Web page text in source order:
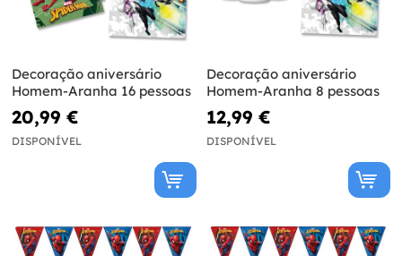
Decoração aniversário
Homem-Aranha 16 pessoas
20,99 €
DISPONÍVEL
Decoração aniversário
Homem-Aranha 8 pessoas
12,99 €
DISPONÍVEL